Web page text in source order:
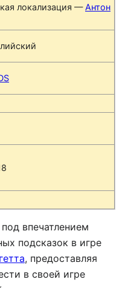
локализация —Антон
впечатлением
подсказок в игре
, предоставляя
в своей игре